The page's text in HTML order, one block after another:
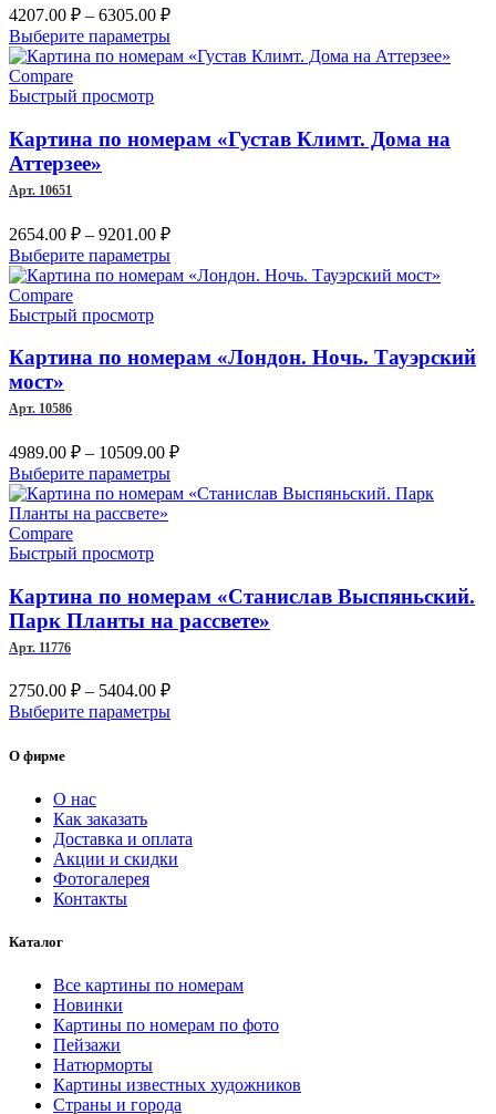
4207.00 ₽ – 6305.00 ₽Диапазон
цен:
4207.00 ₽
Выберите параметрыЭтот
товар
Опции
можно
товара.
Compare
Быстрый просмотр
Картина по номерам «Густав Климт. Дома на
Аттерзее»
Арт. 10651
2654.00 ₽ – 9201.00 ₽Диапазон
цен:
2654.00 ₽
Выберите параметрыЭтот
товар
Опции
можно
товара.
Compare
Быстрый просмотр
Картина по номерам «Лондон. Ночь. Тауэрский
мост»
Арт. 10586
4989.00 ₽ – 10509.00 ₽Диапазон
4989.00 ₽
Выберите параметрыЭтот
товар
можно
выбрать
на
Compare
Быстрый просмотр
Картина по номерам «Станислав Выспяньский.
Парк Планты на рассвете»
Арт. 11776
2750.00 ₽ – 5404.00 ₽Диапазон
цен:
Выберите параметрыЭтот
выбрать
на
О фирме
О нас
Как заказать
Доставка и оплата
Акции и скидки
Фотогалерея
Контакты
Каталог
Все картины по номерам
Новинки
Картины по номерам по фото
Пейзажи
Натюрморты
Картины известных художников
Страны и города